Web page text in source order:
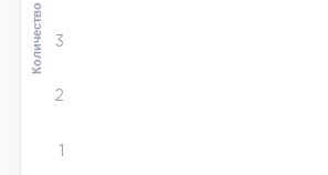
3
2
1
Количество